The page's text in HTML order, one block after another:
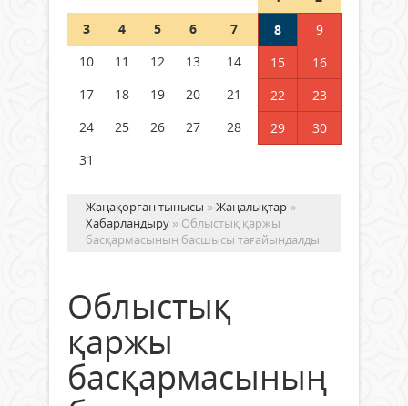
Шетелде жүрген Қазақстан
азаматтары қалай дауыс бере
3
4 5 6 7 8
9
10
11 12 13 14 15
16
17
18 19 20 21 22
23
24
25 26 27 28 29
30
31
Жаңақорған тынысы »Жаңалықтар »
Хабарландыру » Облыстық қаржы
басқармасының басшысы тағайындалды
Облыстық
қаржы
басқармасының